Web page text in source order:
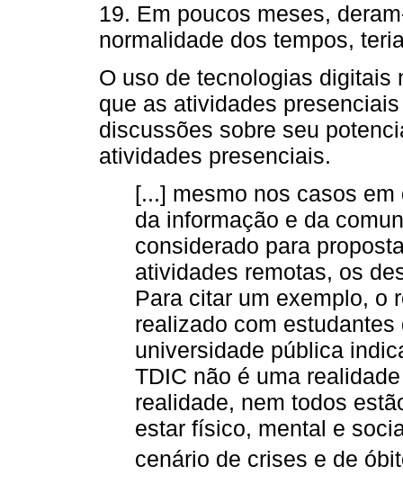
19. Em poucos meses,
normalidade dos tempos,
O uso de tecnologias digitais
que as atividades
discussões sobre seu
atividades presenciais.
[...] mesmo nos casos
da informação e da
considerado para
atividades remotas, os
Para citar um exemplo, o
realizado com
universidade pública
TDIC não é uma
realidade, nem todos
estar físico, mental e
cenário de crises e de